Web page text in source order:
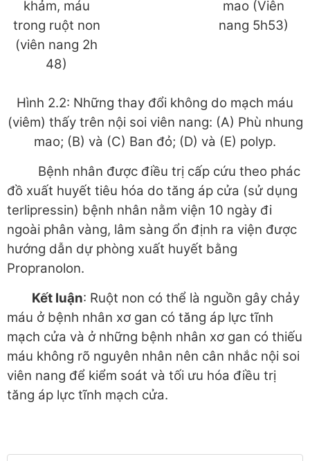
khảm, máu
trong ruột non
(viên nang 2h
48)
mao (Viên
nang 5h53)
Hình 2.2: Những thay đổi không do mạch máu
(viêm) thấy trên nội soi viên nang: (A) Phù nhung
mao; (B) và (C) Ban đỏ; (D) và (E) polyp.
Bệnh nhân được điều trị cấp cứu theo phác
đồ xuất huyết tiêu hóa do tăng áp cửa (sử dụng
terlipressin) bệnh nhân nằm viện 10 ngày đi
ngoài phân vàng, lâm sàng ổn định ra viện được
hướng dẫn dự phòng xuất huyết bằng
Propranolon.
Kết luận: Ruột non có thể là nguồn gây chảy
máu ở bệnh nhân xơ gan có tăng áp lực tĩnh
mạch cửa và ở những bệnh nhân xơ gan có thiếu
máu không rõ nguyên nhân nên cân nhắc nội soi
viên nang để kiểm soát và tối ưu hóa điều trị
tăng áp lực tĩnh mạch cửa.